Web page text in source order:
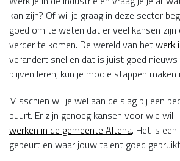
kan zijn? Of wil je graag in deze sector
goed om te weten dat er veel kansen zijn
verder te komen. De wereld van hetwerk
verandert snel en dat is juist goed
blijven leren, kun je mooie stappen maken
Misschien wil je wel aan de slag bij een
buurt. Er zijn genoeg kansen voor wie wil
werken in de gemeente Altena. Het is
gebeurt en waar jouw talent goed